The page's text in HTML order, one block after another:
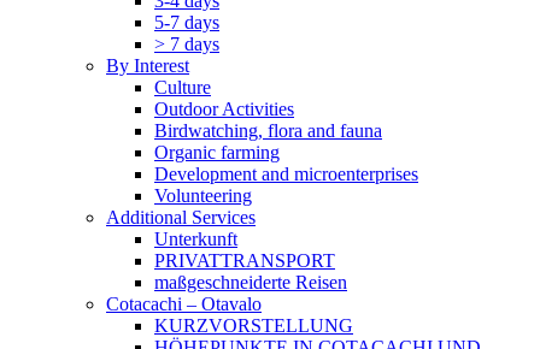
5-7 days
> 7 days
By Interest
Culture
Outdoor Activities
Birdwatching, flora and fauna
Organic farming
Development and microenterprises
Volunteering
Additional Services
Unterkunft
PRIVATTRANSPORT
maßgeschneiderte Reisen
Cotacachi – Otavalo
KURZVORSTELLUNG